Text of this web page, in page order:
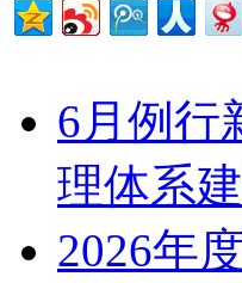
6月例行
理体系
2026年